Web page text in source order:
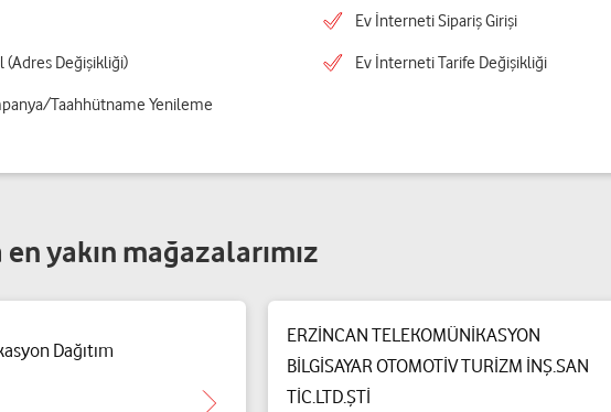
Ev İnterneti Sipariş Girişi
(Adres Değişikliği) Ev İnterneti Tarife Değişikliği
Taahhütname Yenileme
yakın mağazalarımız
Dağıtım
ERZİNCAN TELEKOMÜNİKASYON
BİLGİSAYAR OTOMOTİV TURİZM İNŞ.SAN
TİC.LTD.ŞTİ